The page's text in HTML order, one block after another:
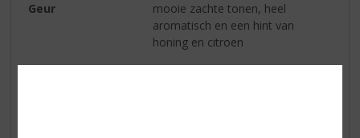
Geur
mooie zachte tonen, heel
aromatisch en een hint van
honing en citroen